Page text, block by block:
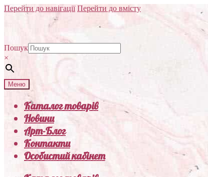
Перейти до навігації Перейти до вмісту
Пошук
×
Меню
Каталог товарів
Новини
Арт-Блог
Контакти
Особистий кабінет